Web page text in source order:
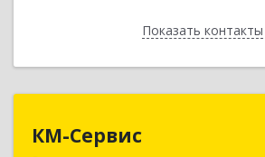
Показать контакты
Назад
КМ-Сервис